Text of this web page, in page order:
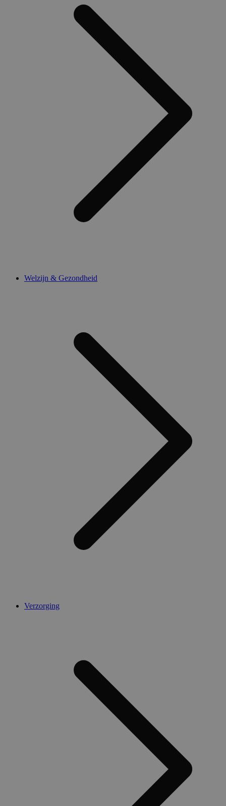
Welzijn & Gezondheid
Verzorging